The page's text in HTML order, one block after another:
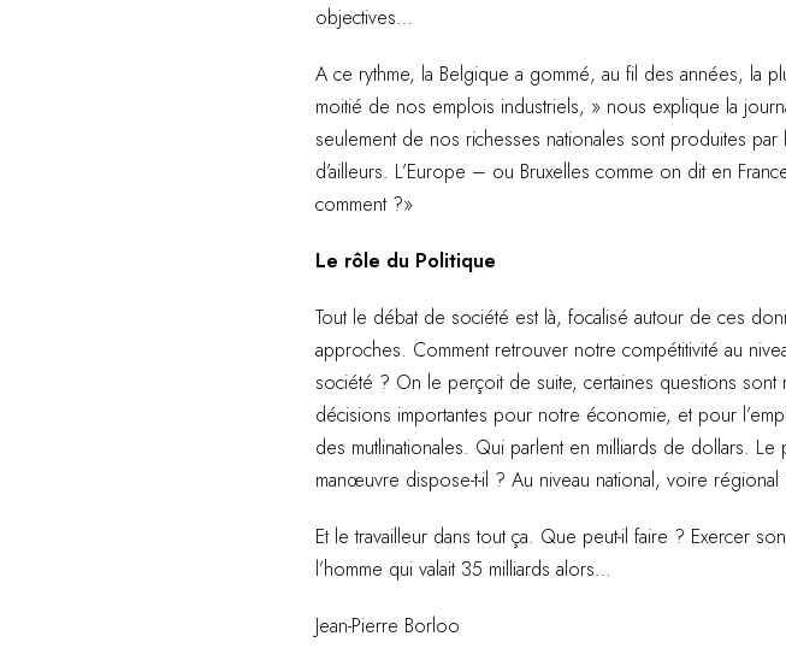
objectives…
A ce rythme, la Belgique a gommé, au fil des années, la
moitié de nos emplois industriels, » nous explique la
seulement de nos richesses nationales sont produites
d’ailleurs. L’Europe – ou Bruxelles comme on dit en
comment ?»
Le rôle du Politique
Tout le débat de société est là, focalisé autour de ces
approches. Comment retrouver notre compétitivité au
société ? On le perçoit de suite, certaines questions sont
décisions importantes pour notre économie, et pour
des mutlinationales. Qui parlent en milliards de dollars.
manœuvre dispose-t-il ? Au niveau national, voire régional
Et le travailleur dans tout ça. Que peut-il faire ? Exercer
l’homme qui valait 35 milliards alors…
Jean-Pierre Borloo